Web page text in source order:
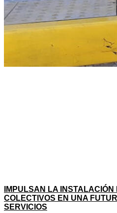
IMPULSAN LA
COLECTIVOS EN UNA
SERVICIOS